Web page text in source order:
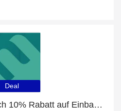
Deal
Erhalten Sie zusätzlich 10% Rabatt auf Einbaubackofen Dolce Stil Novo 60 cm STEAM100 PRO